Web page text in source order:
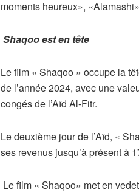
moments heureux»,
Shaqoo est en tête
Le film « Shaqoo » occupe la
de l’année 2024, avec une
congés de l’Aïd Al-Fitr.
Le deuxième jour de l’Aïd, «
ses revenus jusqu’à présent à
Le film « Shaqoo» met en